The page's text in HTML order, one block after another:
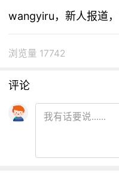
wangyiru，新人报道
浏览量 17742
评论